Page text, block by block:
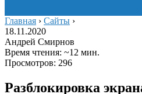
Главная › Сайты ›
18.11.2020
Андрей Смирнов
Время чтения: ~12 мин.
Просмотров: 296
Разблокировка